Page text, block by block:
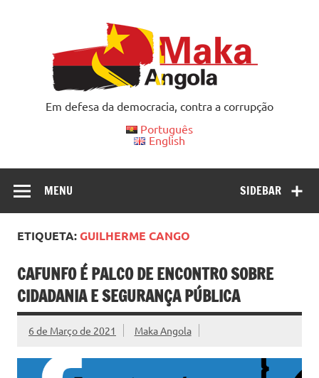
Em defesa da democracia, contra a corrupção
Português
English
SIDEBAR
MENU
ETIQUETA:GUILHERME CANGO
CAFUNFO É PALCO DE ENCONTRO SOBRE
CIDADANIA E SEGURANÇA PÚBLICA
6 de Março de 2021 Maka Angola